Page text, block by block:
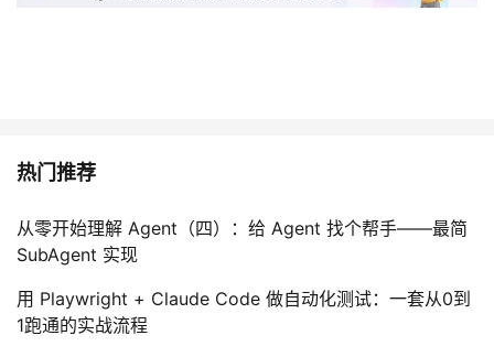
热门推荐
从零开始理解 Agent（四）：给 Agent 找个帮手——最简
SubAgent 实现
用 Playwright + Claude Code 做自动化测试：一套从0到
1跑通的实战流程